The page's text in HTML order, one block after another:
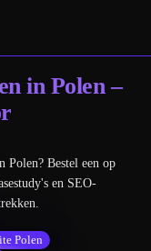
in Polen –
Bestel een op
en SEO-
Polen